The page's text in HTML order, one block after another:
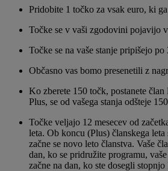
Pridobite 1 točko za vsak euro, ki
Točke se v vaši zgodovini pojavijo
Točke se na vaše stanje pripišejo po
Občasno vas bomo presenetili z
Ko zberete 150 točk, postanete član
Plus, se od vašega stanja odšteje
Točke veljajo 12 mesecev od
leta. Ob koncu (Plus) članskega
začne se novo leto članstva. Vaše
dan, ko se pridružite programu,
začne na dan, ko ste dosegli stopnjo